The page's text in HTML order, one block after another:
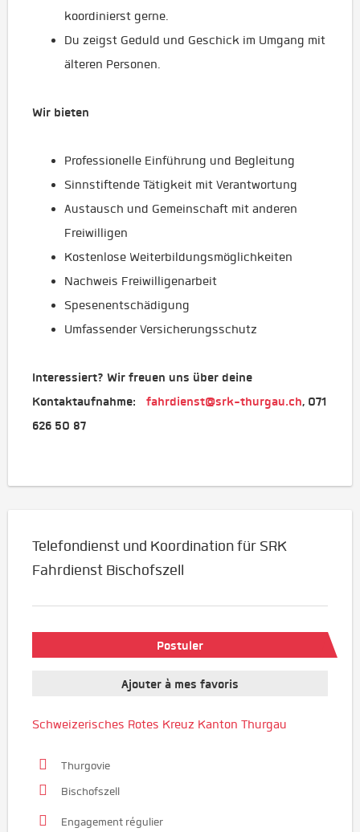
koordinierst gerne.
Du zeigst Geduld und Geschick im Umgang mit
älteren Personen.
Wir bieten
Professionelle Einführung und Begleitung
Sinnstiftende Tätigkeit mit Verantwortung
Austausch und Gemeinschaft mit anderen
Freiwilligen
Kostenlose Weiterbildungsmöglichkeiten
Nachweis Freiwilligenarbeit
Spesenentschädigung
Umfassender Versicherungsschutz
Interessiert? Wir freuen uns über deine
Kontaktaufnahme: fahrdienst@srk-thurgau.ch, 071
626 50 87
Telefondienst und Koordination für SRK
Fahrdienst Bischofszell
Postuler
Ajouter à mes favoris
Schweizerisches Rotes Kreuz Kanton Thurgau
Thurgovie
Bischofszell
Engagement régulier